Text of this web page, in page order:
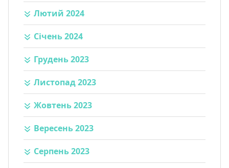
Лютий 2024
Січень 2024
Грудень 2023
Листопад 2023
Жовтень 2023
Вересень 2023
Серпень 2023